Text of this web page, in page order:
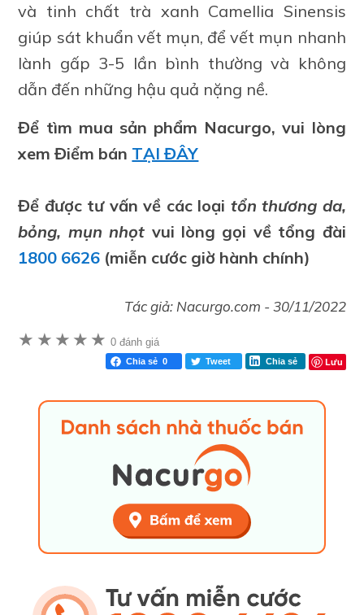
và tinh chất trà xanh Camellia Sinensis
giúp sát khuẩn vết mụn, để vết mụn nhanh
lành gấp 3-5 lần bình thường và không
dẫn đến những hậu quả nặng nề.
Để tìm mua sản phẩm Nacurgo, vui lòng
xem Điểm bán TẠI ĐÂY
Để được tư vấn về các loại tổn thương da,
bỏng, mụn nhọt vui lòng gọi về tổng đài
1800 6626 (miễn cước giờ hành chính)
Tác giả: Nacurgo.com -30/11/2022
★ ★ ★ ★ ★ 0 đánh giá
Chia sẻ 0 Tweet Chia sẻ Lưu